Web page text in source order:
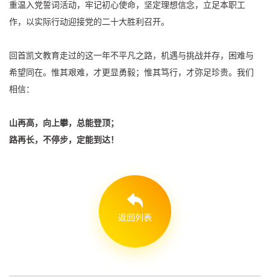
重温入党誓词活动，牢记初心使命，坚定理想信念，立足本职工
作，以实际行动迎接党的二十大胜利召开。
回首凯文教育走过的这一年不平凡之路，机遇与挑战并存，困难与
希望同在。惟其艰难，才更显勇毅；惟其笃行，才弥足珍贵。我们
相信：
山再高，向上攀，总能登顶；
路再长，不停步，定能到达！
返回列表